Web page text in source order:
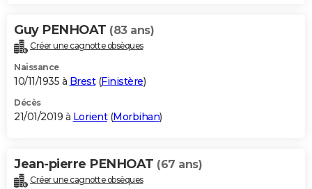
Guy PENHOAT (83 ans)
Créer une cagnotte obsèques
Naissance
10/11/1935 à Brest(Finistère)
Décès
21/01/2019 à Lorient(Morbihan)
Jean-pierre PENHOAT (67 ans)
Créer une cagnotte obsèques